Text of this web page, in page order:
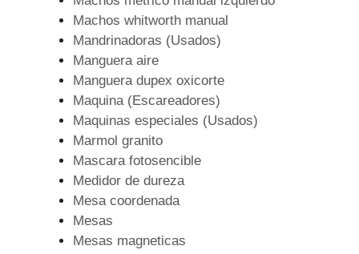
Machos whitworth manual
Mandrinadoras (Usados)
Manguera aire
Manguera dupex oxicorte
Maquina (Escareadores)
Maquinas especiales (Usados)
Marmol granito
Mascara fotosencible
Medidor de dureza
Mesa coordenada
Mesas
Mesas magneticas